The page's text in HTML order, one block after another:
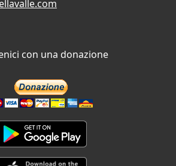
con una donazione